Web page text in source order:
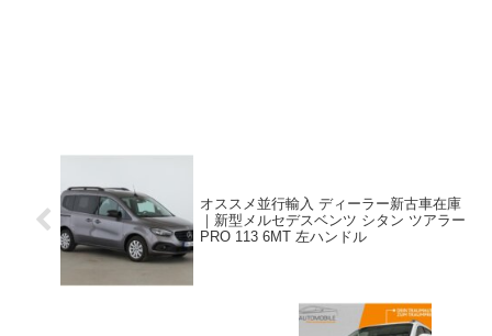
オススメ並行輸入 ディーラー新古車在庫
｜新型メルセデスベンツ シタン ツアラー
PRO 113 6MT 左ハンドル